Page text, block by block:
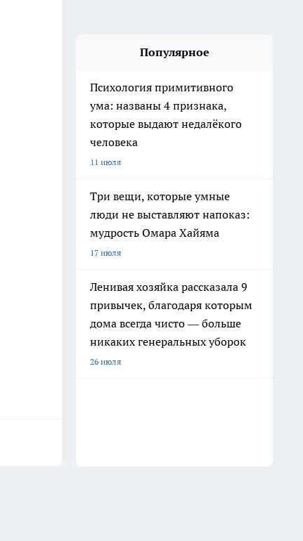
Популярное
Психология примитивного
ума: названы 4 признака,
которые выдают недалёкого
человека
11 июля
Три вещи, которые умные
люди не выставляют напоказ:
мудрость Омара Хайяма
17 июля
Ленивая хозяйка рассказала 9
привычек, благодаря которым
дома всегда чисто — больше
никаких генеральных уборок
26 июля